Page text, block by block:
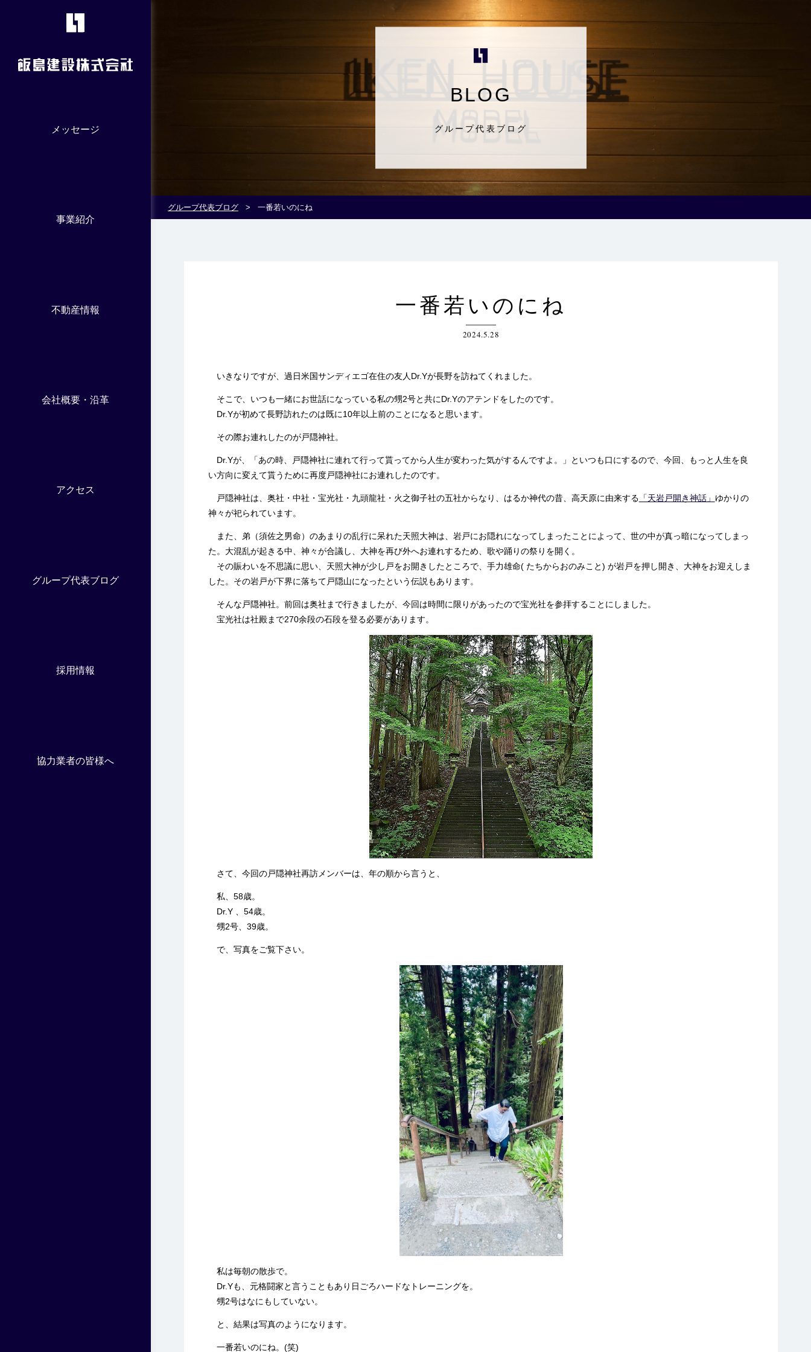
メッセージ
事業紹介
不動産情報
会社概要・沿革
アクセス
グループ代表ブログ
採用情報
協力業者の皆様へ
BLOG
グループ代表ブログ
グループ代表ブログ > 一番若いのにね
一番若いのにね
2024.5.28
いきなりですが、過日米国サンディエゴ在住の友人Dr.Yが長野を訪ねてくれました。
そこで、いつも一緒にお世話になっている私の甥2号と共にDr.Yのアテンドをしたのです。
Dr.Yが初めて長野訪れたのは既に10年以上前のことになると思います。
その際お連れしたのが戸隠神社。
Dr.Yが、「あの時、戸隠神社に連れて行って貰ってから人生が変わった気がするんですよ。」といつも口にするので、今回、もっと人生を良
い方向に変えて貰うために再度戸隠神社にお連れしたのです。
戸隠神社は、奥社・中社・宝光社・九頭龍社・火之御子社の五社からなり、はるか神代の昔、高天原に由来する 「天岩戸開き神話」 ゆかりの
神々が祀られています。
また、弟（須佐之男命）のあまりの乱行に呆れた天照大神は、岩戸にお隠れになってしまったことによって、世の中が真っ暗になってしまっ
た。大混乱が起きる中、神々が合議し、大神を再び外へお連れするため、歌や踊りの祭りを開く。
その賑わいを不思議に思い、天照大神が少し戸をお開きしたところで、手力雄命( たちからおのみこと) が岩戸を押し開き、大神をお迎えしま
した。その岩戸が下界に落ちて戸隠山になったという伝説もあります。
そんな戸隠神社。前回は奥社まで行きましたが、今回は時間に限りがあったので宝光社を参拝することにしました。
宝光社は社殿まで270余段の石段を登る必要があります。
さて、今回の戸隠神社再訪メンバーは、年の順から言うと、
私、58歳。
Dr.Y 、54歳。
甥2号、39歳。
で、写真をご覧下さい。
私は毎朝の散歩で。
Dr.Yも、元格闘家と言うこともあり日ごろハードなトレーニングを。
甥2号はなにもしていない。
と、結果は写真のようになります。
一番若いのにね。(笑)